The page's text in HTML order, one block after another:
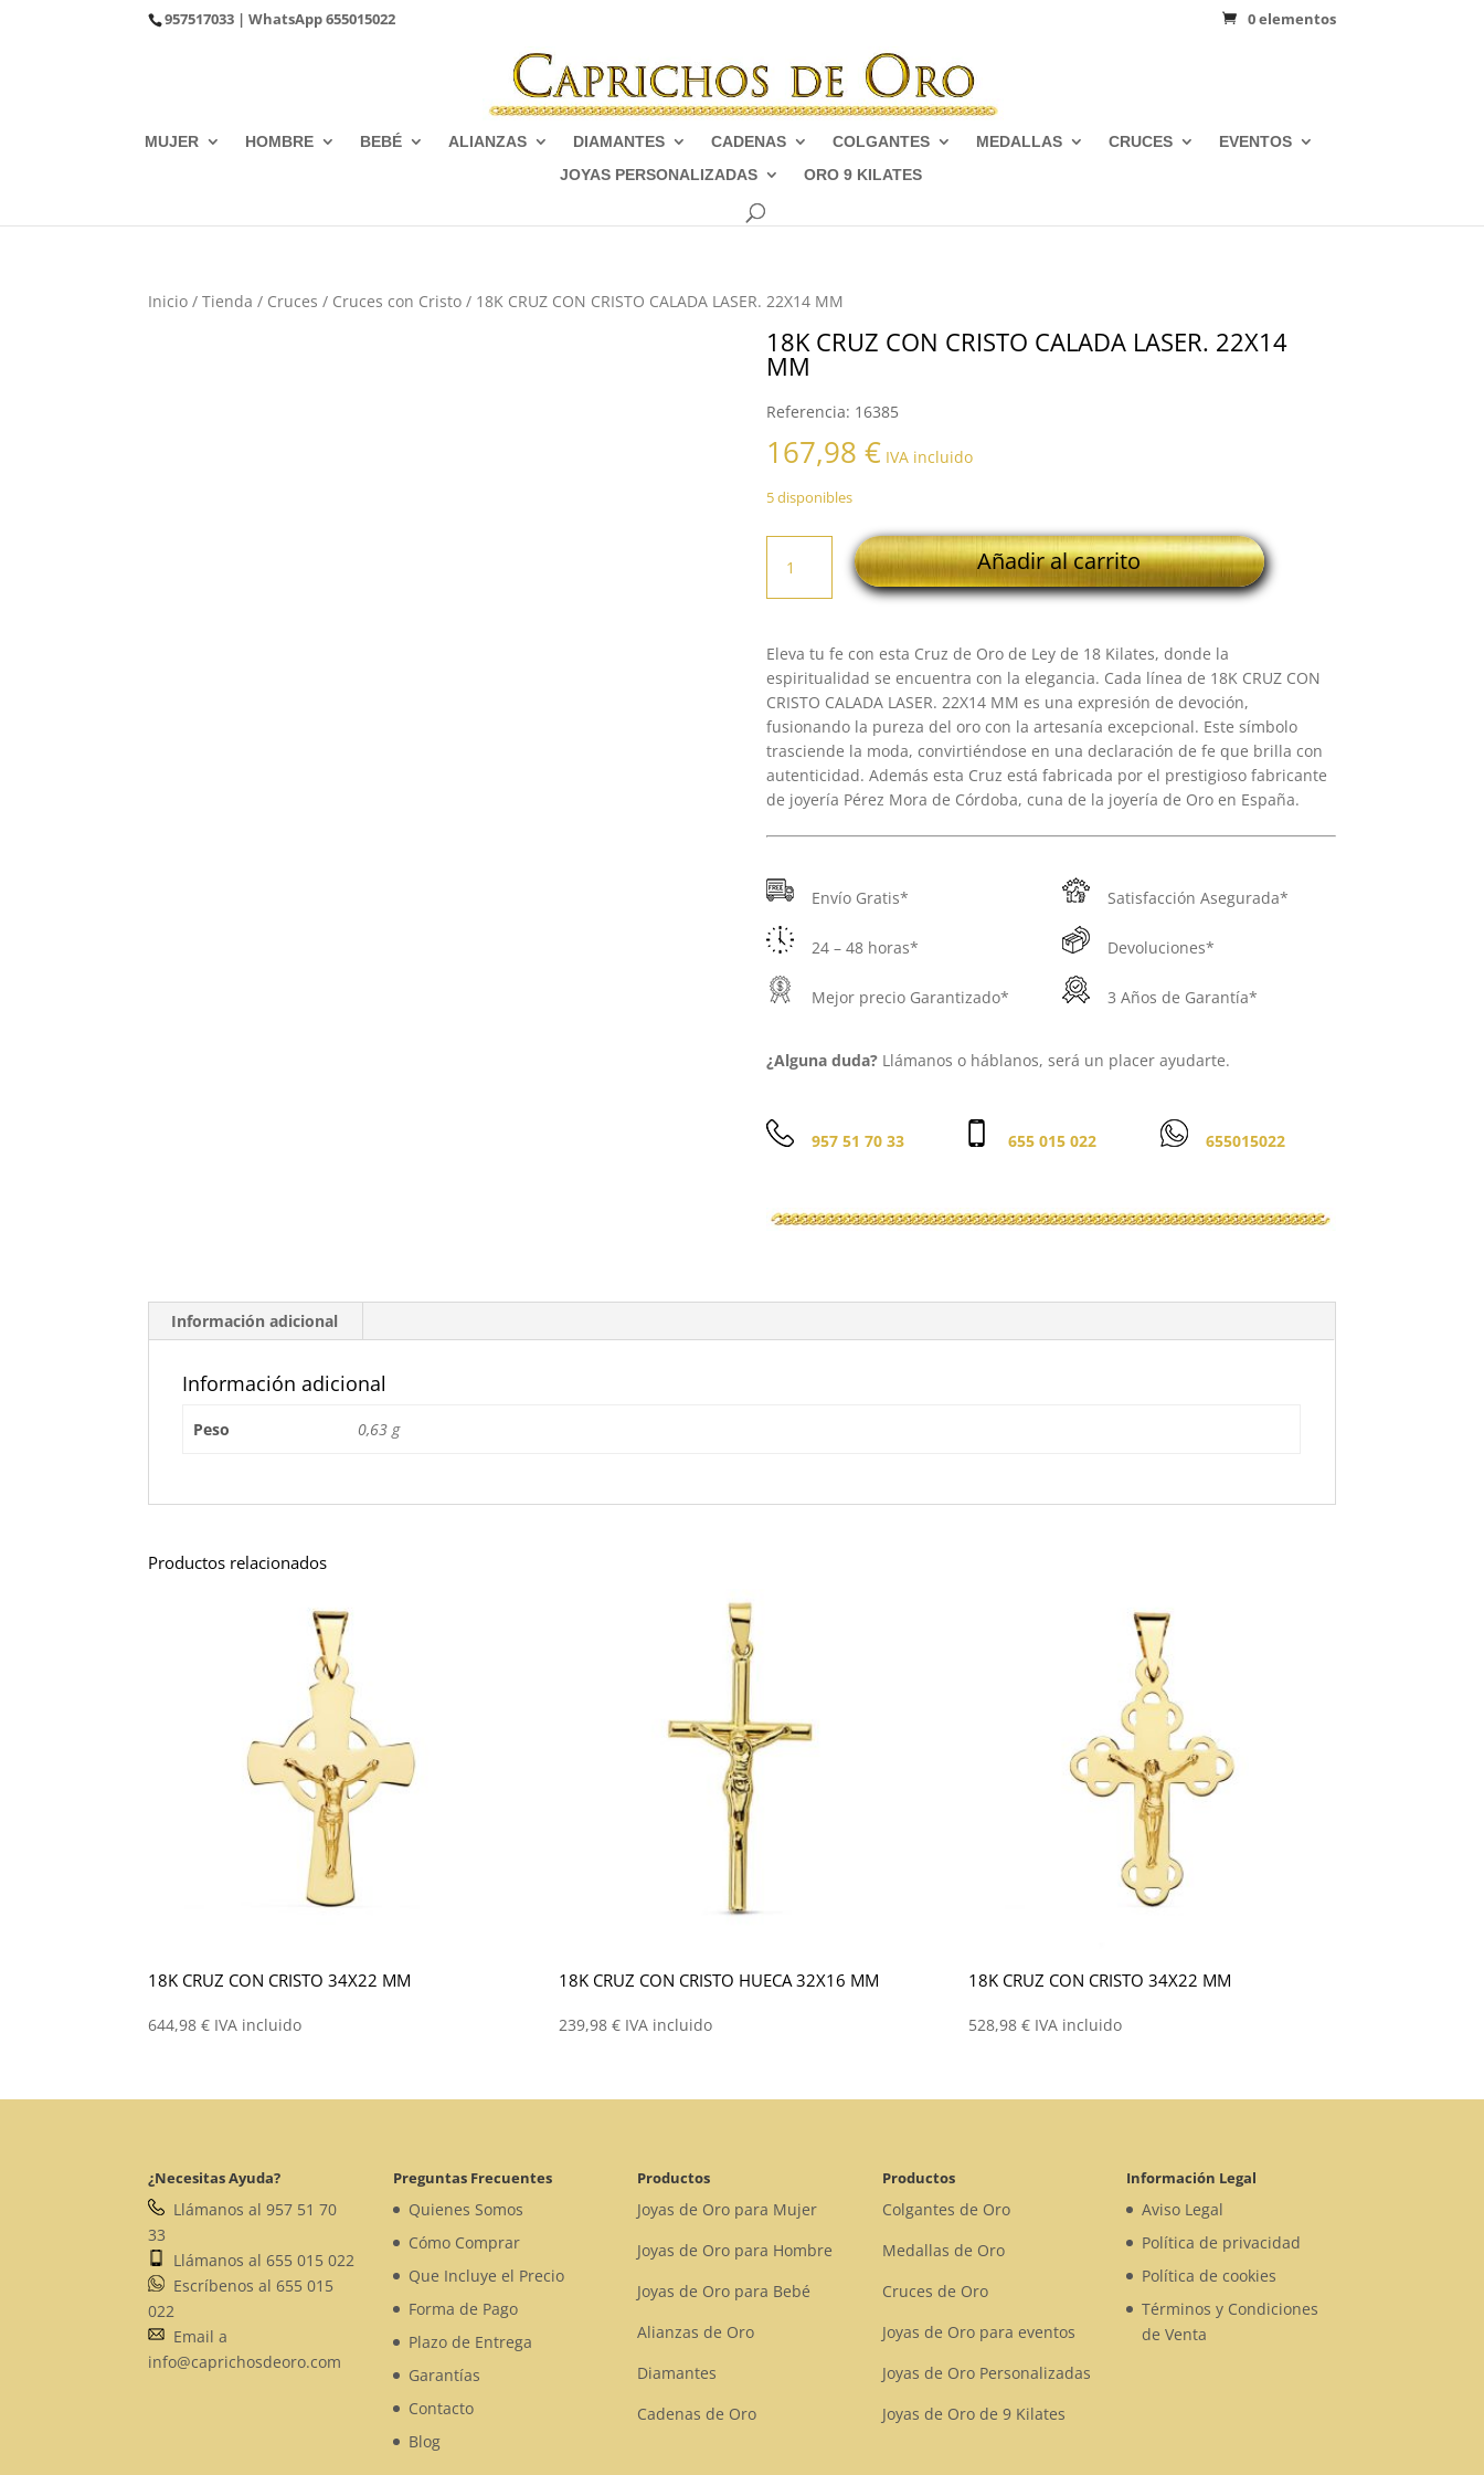
957517033 | WhatsApp655015022 0 elementos
MUJER HOMBRE BEBÉ ALIANZAS DIAMANTES CADENAS COLGANTES MEDALLAS CRUCES
EVENTOS
JOYAS PERSONALIZADAS
ORO 9 KILATES
Inicio /Tienda / Cruces / Cruces con Cristo / 18K CRUZ CON CRISTO CALADA LASER. 22X14 MM
18K CRUZ CON CRISTO CALADA LASER. 22X14
MM
Referencia: 16385
167,98 € IVA incluido
5 disponibles
CRUZ
CON
CALADA
LASER.
22X14
MM
cantidad
Añadir al carrito
Eleva tu fe con esta Cruz de Oro de Ley de 18 Kilates, donde la
espiritualidad se encuentra con la elegancia. Cada línea de 18K CRUZ CON
CRISTO CALADA LASER. 22X14 MM es una expresión de devoción,
fusionando la pureza del oro con la artesanía excepcional. Este símbolo
trasciende la moda, convirtiéndose en una declaración de fe que brilla con
autenticidad. Además esta Cruz está fabricada por el prestigioso fabricante
de joyería Pérez Mora de Córdoba, cuna de la joyería de Oro en España.
Envío Gratis*
24 – 48 horas*
Mejor precio Garantizado*
Satisfacción Asegurada*
Devoluciones*
3 Años de Garantía*
¿Alguna duda?Llámanos o háblanos, será un placer ayudarte.
957 51 70 33 655 015 022 655015022
Información adicional
Información adicional
Peso 0,63 g
Productos relacionados
18K CRUZ CON CRISTO 34X22 MM
644,98€ IVA incluido
18K CRUZ CON CRISTO HUECA 32X16 MM
239,98 € IVA incluido
18K CRUZ CON CRISTO 34X22 MM
528,98€ IVA incluido
¿Necesitas Ayuda?
Llámanos al 957 51 70
33
Llámanos al 655 015 022
Escríbenos al 655 015
022
Email a
info@caprichosdeoro.com
Preguntas Frecuentes
Quienes Somos
Cómo Comprar
Que Incluye el Precio
Forma de Pago
Plazo de Entrega
Garantías
Contacto
Blog
Productos
Joyas de Oro para Mujer
Joyas de Oro para Hombre
Joyas de Oro para Bebé
Alianzas de Oro
Diamantes
Cadenas de Oro
Productos
Colgantes de Oro
Medallas de Oro
Cruces de Oro
Joyas de Oro para eventos
Joyas de Oro Personalizadas
Joyas de Oro de 9 Kilates
Información Legal
Aviso Legal
Política de privacidad
Política de cookies
Términos y Condiciones
de Venta